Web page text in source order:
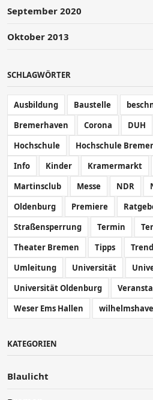
September 2020
Oktober 2013
SCHLAGWÖRTER
Ausbildung Baustelle
Bremerhaven
Corona DUH
Hochschule
Hochschule
Info
Kinder Kramermarkt
Martinsclub
Messe NDR
Oldenburg
Premiere
Straßensperrung
Termin
Theater Bremen
Tipps
Umleitung
Universität
Universität Oldenburg
Weser Ems Hallen
KATEGORIEN
Blaulicht